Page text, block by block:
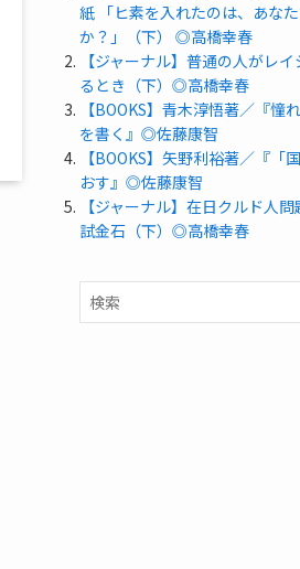
紙 「ヒ素を入れたのは、あな
か？」（下） ◎高橋幸春
【ジャーナル】普通の人がレ
るとき（下）◎高橋幸春
【BOOKS】青木淳悟著／『憧
を書く』◎佐藤康智
【BOOKS】矢野利裕著／『「
おす』◎佐藤康智
【ジャーナル】在日クルド人
試金石（下）◎高橋幸春